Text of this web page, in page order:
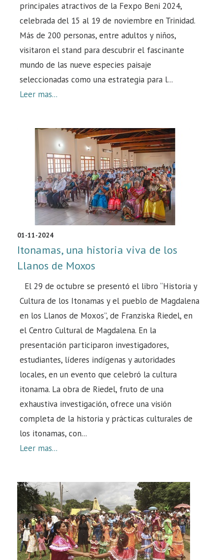
principales atractivos de la Fexpo Beni 2024,
celebrada del 15 al 19 de noviembre en Trinidad.
Más de 200 personas, entre adultos y niños,
visitaron el stand para descubrir el fascinante
mundo de las nueve especies paisaje
seleccionadas como una estrategia para l...
Leer mas...
01-11-2024
Itonamas, una historia viva de los
Llanos de Moxos
El 29 de octubre se presentó el libro “Historia y
Cultura de los Itonamas y el pueblo de Magdalena
en los Llanos de Moxos”, de Franziska Riedel, en
el Centro Cultural de Magdalena. En la
presentación participaron investigadores,
estudiantes, líderes indígenas y autoridades
locales, en un evento que celebró la cultura
itonama. La obra de Riedel, fruto de una
exhaustiva investigación, ofrece una visión
completa de la historia y prácticas culturales de
los itonamas, con...
Leer mas...